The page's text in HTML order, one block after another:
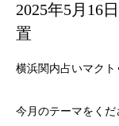
2025年5月
置
横浜関内占いマクト
今月のテーマをく